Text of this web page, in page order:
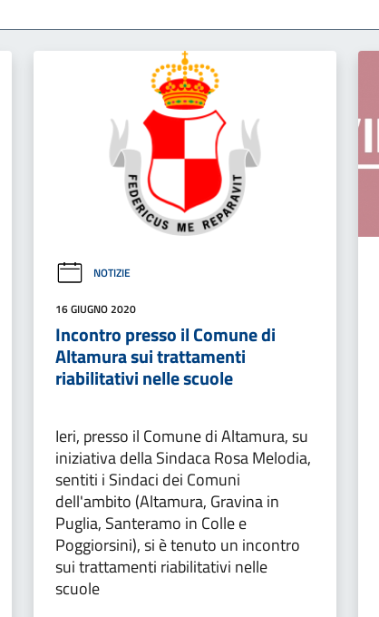
NOTIZIE
16 GIUGNO 2020
Incontro presso il Comune di
Altamura sui trattamenti
riabilitativi nelle scuole
Ieri, presso il Comune di Altamura, su
iniziativa della Sindaca Rosa Melodia,
sentiti i Sindaci dei Comuni
dell'ambito (Altamura, Gravina in
Puglia, Santeramo in Colle e
Poggiorsini), si è tenuto un incontro
sui trattamenti riabilitativi nelle
scuole